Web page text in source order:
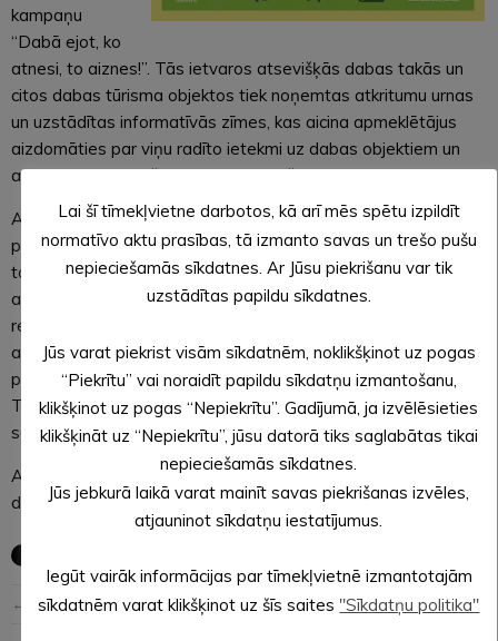
kampaņu
“Dabā ejot, ko
atnesi, to aiznes!”. Tās ietvaros atsevišķās dabas takās un
citos dabas tūrisma objektos tiek noņemtas atkritumu urnas
un uzstādītas informatīvās zīmes, kas aicina apmeklētājus
aizdomāties par viņu radīto ietekmi uz dabas objektiem un
atpūtas laikā radušos atkritumus pašiem aizvest prom.
Atpūta dabā Latvijā kļūst arvien populārāka, kas nozīmē, ka
pieaug arī cilvēku radītā ietekme dažādos dabas objektos,
tostarp aizsargājamajās teritorijās. Atkritumu
apsaimniekošana dabas takās prasa lielus naudas un cilvēku
resursus zemju īpašniekiem un dabas objektu
apsaimniekotājiem. Jāpiebilst, ka bieži dabas takās nevar
piebraukt ar transportu, kas apgrūtina teritorijas sakopšanu.
Turklāt atkritumiem dabā tiek klāt dzīvnieki – tie var
savainoties un saindēties, un nereti iet bojā.
Arī Alūksnes novada pašvaldība aicina iedzīvotājus – ejot
dabā, ko atnesi, to aiznes!
← Iepriekšējā ziņa Nākošā ziņa →
Lai šī tīmekļvietne darbotos, kā arī mēs spētu izpildīt
normatīvo aktu prasības, tā izmanto savas un trešo pušu
nepieciešamās sīkdatnes. Ar Jūsu piekrišanu var tik
uzstādītas papildu sīkdatnes.
Jūs varat piekrist visām sīkdatnēm, noklikšķinot uz pogas
“Piekrītu” vai noraidīt papildu sīkdatņu izmantošanu,
klikšķinot uz pogas “Nepiekrītu”. Gadījumā, ja izvēlēsieties
klikšķināt uz “Nepiekrītu”, jūsu datorā tiks saglabātas tikai
nepieciešamās sīkdatnes.
Jūs jebkurā laikā varat mainīt savas piekrišanas izvēles,
atjauninot sīkdatņu iestatījumus.
Iegūt vairāk informācijas par tīmekļvietnē izmantotajām
sīkdatnēm varat klikšķinot uz šīs saites "Sīkdatņu politika"